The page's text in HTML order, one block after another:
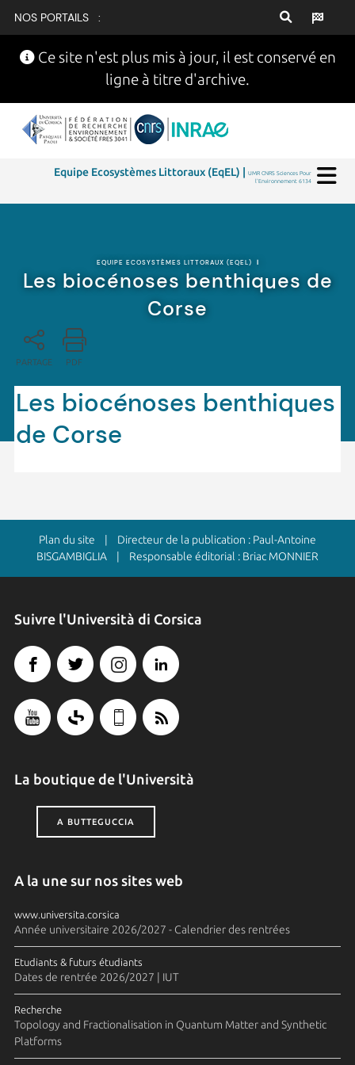
NOS PORTAILS :
Ce site n'est plus mis à jour, il est conservé en
ligne à titre d'archive.
Equipe Ecosystèmes Littoraux (EqEL) |UMR CNRS Sciences Pour
l'Environnement 6134
EQUIPE ECOSYSTÈMES LITTORAUX (EQEL) |
Les biocénoses benthiques de
Corse
PARTAGE PDF
Les biocénoses benthiques
de Corse
Plan du site | Directeur de la publication : Paul-Antoine
BISGAMBIGLIA | Responsable éditorial : Briac MONNIER
Suivre l'Università di Corsica
La boutique de l'Università
A BUTTEGUCCIA
A la une sur nos sites web
www.universita.corsica
Année universitaire 2026/2027 - Calendrier des rentrées
Etudiants & futurs étudiants
Dates de rentrée 2026/2027 | IUT
Recherche
Topology and Fractionalisation in Quantum Matter and Synthetic
Platforms